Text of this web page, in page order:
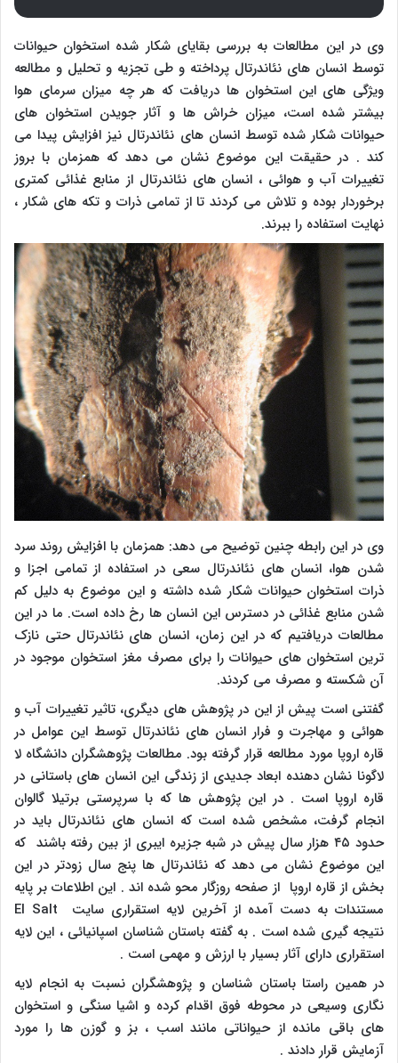
وی در این مطالعات به بررسی بقایای شکار شده استخوان حیوانات
توسط انسان های نئاندرتال پرداخته و طی تجزیه و تحلیل و مطالعه
ویژگی های این استخوان ها دریافت که هر چه میزان سرمای هوا
بیشتر شده است، میزان خراش ها و آثار جویدن استخوان های
حیوانات شکار شده توسط انسان های نئاندرتال نیز افزایش پیدا می
کند . در حقیقت این موضوع نشان می دهد که همزمان با بروز
تغییرات آب و هوائی ، انسان های نئاندرتال از منابع غذائی کمتری
برخوردار بوده و تلاش می کردند تا از تمامی ذرات و تکه های شکار ،
نهایت استفاده را ببرند.
وی در این رابطه چنین توضیح می دهد: همزمان با افزایش روند سرد
شدن هوا، انسان های نئاندرتال سعی در استفاده از تمامی اجزا و
ذرات استخوان حیوانات شکار شده داشته و این موضوع به دلیل کم
شدن منابع غذائی در دسترس این انسان ها رخ داده است. ما در این
مطالعات دریافتیم که در این زمان، انسان های نئاندرتال حتی نازک
ترین استخوان های حیوانات را برای مصرف مغز استخوان موجود در
آن شکسته و مصرف می کردند.
گفتنی است پیش از این در پژوهش های دیگری، تاثیر تغییرات آب و
هوائی و مهاجرت و فرار انسان های نئاندرتال توسط این عوامل در
قاره اروپا مورد مطالعه قرار گرفته بود. مطالعات پژوهشگران دانشگاه لا
لاگونا نشان دهنده ابعاد جدیدی از زندگی این انسان های باستانی در
قاره اروپا است . در این پژوهش ها که با سرپرستی برتیلا گالوان
انجام گرفت، مشخص شده است که انسان های نئاندرتال باید در
حدود ۴۵ هزار سال پیش در شبه جزیره ایبری از بین رفته باشند که
این موضوع نشان می دهد که نئاندرتال ها پنج سال زودتر در این
بخش از قاره اروپا از صفحه روزگار محو شده اند . این اطلاعات بر پایه
مستندات به دست آمده از آخرین لایه استقراری سایت El Salt
نتیجه گیری شده است . به گفته باستان شناسان اسپانیائی ، این لایه
استقراری دارای آثار بسیار با ارزش و مهمی است .
در همین راستا باستان شناسان و پژوهشگران نسبت به انجام لایه
نگاری وسیعی در محوطه فوق اقدام کرده و اشیا سنگی و استخوان
های باقی مانده از حیواناتی مانند اسب ، بز و گوزن ها را مورد
آزمایش قرار دادند .